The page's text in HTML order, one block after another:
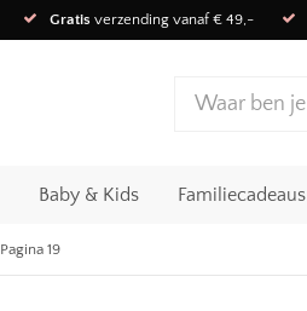
Gratis verzending vanaf € 49,-
Baby & Kids Familiecadeaus
Pagina 19